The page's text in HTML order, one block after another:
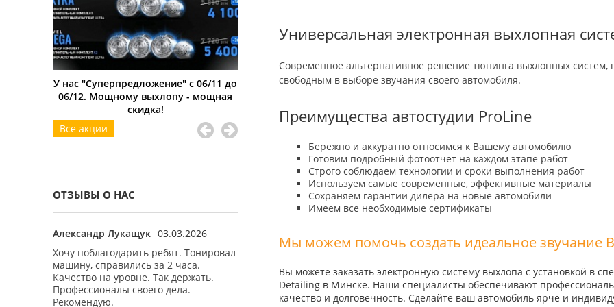
У нас "Суперпредложение" с 06/11 до
06/12. Мощному выхлопу - мощная
скидка!
Скидка для владельцев Geely Не можете выбрать подарок?
Все акции
ОТЗЫВЫ О НАС
Александр Лукащук 03.03.2026
Хочу поблагодарить ребят. Тонировал
машину, справились за 2 часа.
Качество на уровне. Так держать.
Профессионалы своего дела.
Рекомендую.
четко, за пару часов. Полирнули мне
фары и закатали бронированной
пленкой, свет очень оживился и
Делал небольшой комплекс работ на
понравилось. Работы были
произведены быстро и качественно.
Мастера все вежливые. Цены
Универсальная электронная выхлопная
Современное альтернативное решение тюнинга выхлопных систем,
свободным в выборе звучания своего автомобиля.
Преимущества автостудии ProLine
Бережно и аккуратно относимся к Вашему автомобилю
Готовим подробный фотоотчет на каждом этапе работ
Строго соблюдаем технологии и сроки выполнения работ
Используем самые современные, эффективные материалы
Сохраняем гарантии дилера на новые автомобили
Имеем все необходимые сертификаты
Мы можем помочь создать идеальное звучание
Вы можете заказать электронную систему выхлопа с установкой в
Detailing в Минске. Наши специалисты обеспечивают
качество и долговечность. Сделайте ваш автомобиль ярче и